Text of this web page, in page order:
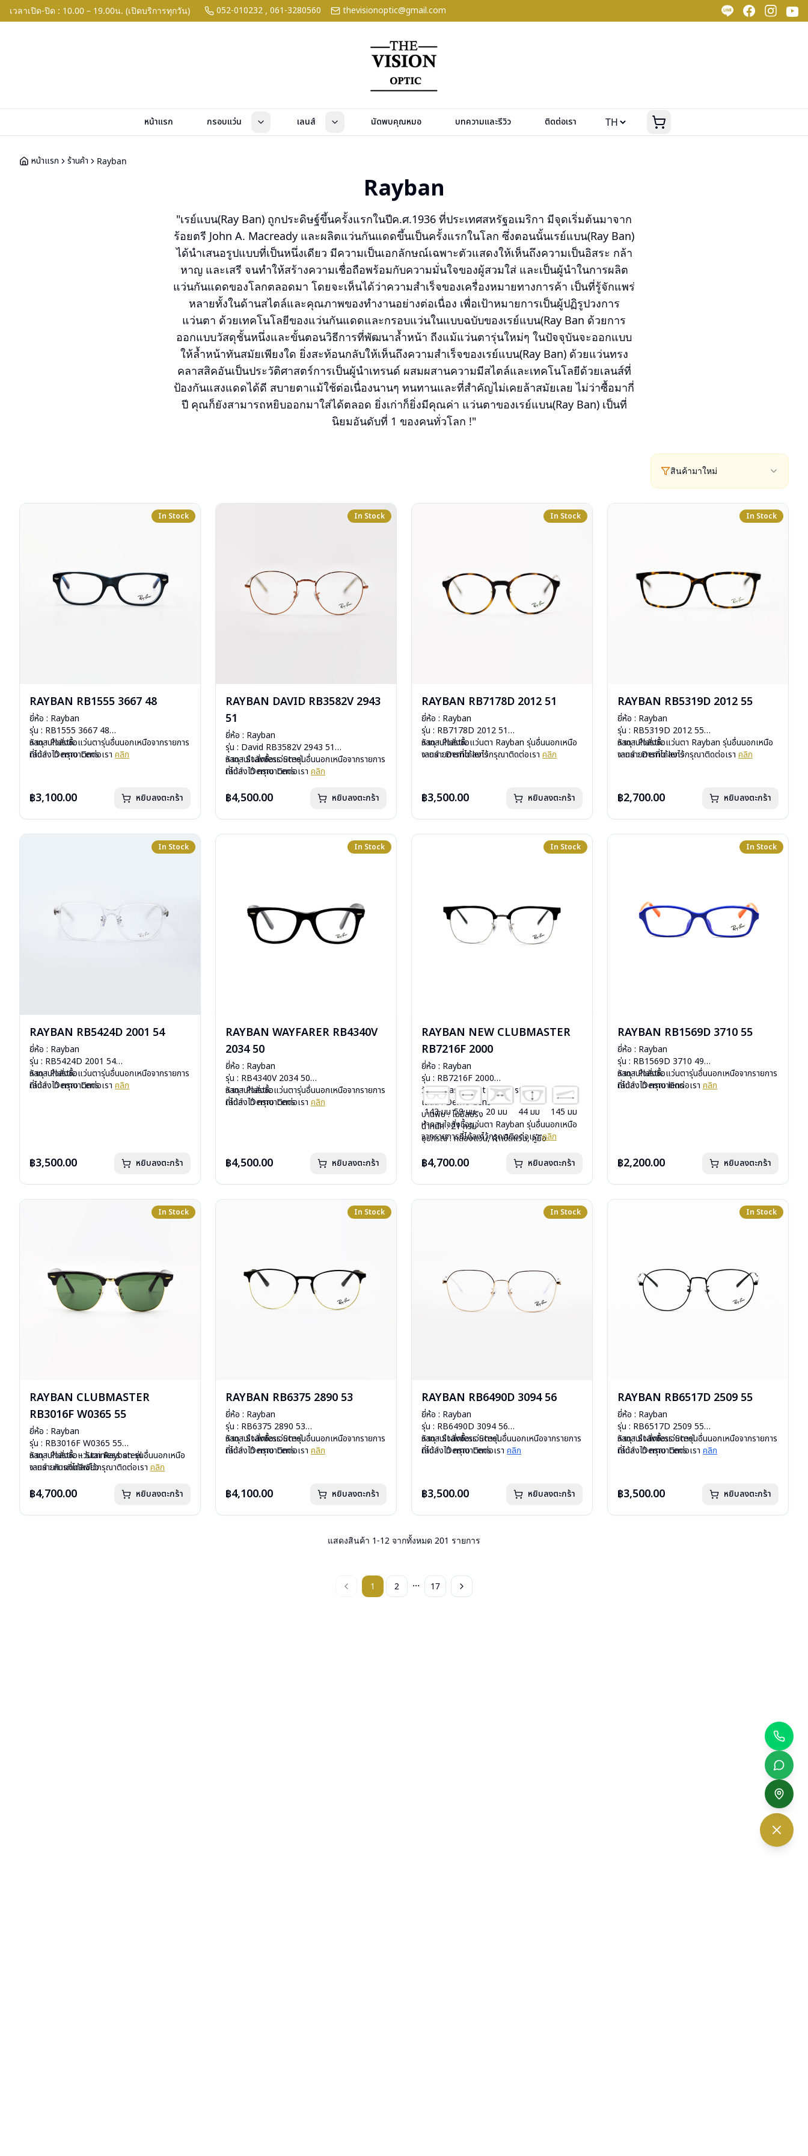
เวลาเปิด-ปิด : 10.00 – 19.00น. (เปิดบริการทุกวัน) 052-010232 , 061-3280560 thevisionoptic@gmail.com
หน้าแรก กรอบแว่น เลนส์ นัดพบคุณหมอ บทความและรีวิว ติดต่อเรา
หน้าแรก ร้านค้า Rayban
Rayban
"เรย์แบน(Ray Ban) ถูกประดิษฐ์ขึ้นครั้งแรกในปีค.ศ.1936 ที่ประเทศสหรัฐอเมริกา มีจุดเริ่มต้นมาจาก
ร้อยตรี John A. Macready และผลิตแว่นกันแดดขึ้นเป็นครั้งแรกในโลก ซึ่งตอนนั้นเรย์แบน(Ray Ban)
ได้นำเสนอรูปแบบที่เป็นหนึ่งเดียว มีความเป็นเอกลักษณ์เฉพาะตัวแสดงให้เห็นถึงความเป็นอิสระ กล้า
หาญ และเสรี จนทำให้สร้างความเชื่อถือพร้อมกับความมั่นใจของผู้สวมใส่ และเป็นผู้นำในการผลิต
แว่นกันแดดของโลกตลอดมา โดยจะเห็นได้ว่าความสำเร็จของเครื่องหมายทางการค้า เป็นที่รู้จักแพร่
หลายทั้งในด้านสไตล์และคุณภาพของทำงานอย่างต่อเนื่อง เพื่อเป้าหมายการเป็นผู้ปฏิรูปวงการ
แว่นตา ด้วยเทคโนโลยีของแว่นกันแดดและกรอบแว่นในแบบฉบับของเรย์แบน(Ray Ban ด้วยการ
ออกแบบวัสดุชั้นหนึ่งและขั้นตอนวิธีการที่พัฒนาล้ำหน้า ถีงแม้แว่นตารุ่นใหม่ๆ ในปัจจุบันจะออกแบบ
ให้ล้ำหน้าทันสมัยเพียงใด ยิ่งสะท้อนกลับให้เห็นถึงความสำเร็จของเรย์แบน(Ray Ban) ด้วยแว่นทรง
คลาสสิคอันเป็นประวัติศาสตร์การเป็นผู้นำเทรนด์ ผสมผสานความมีสไตล์และเทคโนโลยีด้วยเลนส์ที่
ป้องกันแสงแดดได้ดี สบายตาแม้ใช้ต่อเนื่องนานๆ ทนทานและที่สำคัญไม่เคยล้าสมัยเลย ไม่ว่าซื้อมากี่
ปี คุณก็ยังสามารถหยิบออกมาใส่ได้ตลอด ยิ่งเก่าก็ยิ่งมีคุณค่า แว่นตาของเรย์แบน(Ray Ban) เป็นที่
นิยมอันดับที่ 1 ของคนทั่วโลก !"
สินค้ามาใหม่
In Stock
RAYBAN RB1555 3667 48
ยี่ห้อ : Rayban
รุ่น : RB1555 3667 48
วัสดุ : Plastic
เลนส์ : Demo Lens
อุปกรณ์ : กล่องแว่น, ผ้าเช็ดแว่น, คู่มือ
การรับประกัน : 2 ปี (ประกันศูนย์ Luxottica )
หากสนใจสั่งชื้อแว่นตารุ่นอื่นนอกเหนือจากรายการ
ที่ได้ลงไว้ กรุณาติดต่อเรา คลิก
฿3,100.00 หยิบลงตะกร้า
In Stock
RAYBAN DAVID RB3582V 2943
51
ยี่ห้อ : Rayban
รุ่น : David RB3582V 2943 51
วัสดุ : Stainless Steel
เลนส์ : Demo Lens
น้ำหนัก : 18 กรัม
การรับประกัน : 2 ปี (ประกันศูนย์ Luxottica )
หากสนใจสั่งชื้อแว่นตารุ่นอื่นนอกเหนือจากรายการ
ที่ได้ลงไว้ กรุณาติดต่อเรา คลิก
฿4,500.00 หยิบลงตะกร้า
In Stock
RAYBAN RB7178D 2012 51
ยี่ห้อ : Rayban
รุ่น : RB7178D 2012 51
วัสดุ : Plastic
เลนส์ : Demo lens
อุปกรณ์ : กล่องแว่น, ผ้าเช็ดแว่น, คู่มือ
การรับประกัน : 2 ปี (ประกันศูนย์ Luxottica)
หากสนใจสั่งชื้อแว่นตา Rayban รุ่นอื่นนอกเหนือ
จากรายการที่ได้ลงไว้กรุณาติดต่อเรา คลิก
฿3,500.00 หยิบลงตะกร้า
In Stock
RAYBAN RB5319D 2012 55
ยี่ห้อ : Rayban
รุ่น : RB5319D 2012 55
วัสดุ : Plastic
เลนส์ : Demo lens
อุปกรณ์ : กล่องแว่น, ผ้าเช็ดแว่น, คู่มือ
การรับประกัน : 2 ปี (ประกันศูนย์ Luxottica)
หากสนใจสั่งชื้อแว่นตา Rayban รุ่นอื่นนอกเหนือ
จากรายการที่ได้ลงไว้กรุณาติดต่อเรา คลิก
฿2,700.00 หยิบลงตะกร้า
In Stock
RAYBAN RB5424D 2001 54
ยี่ห้อ : Rayban
รุ่น : RB5424D 2001 54
วัสดุ : Plastic
เลนส์ : Demo Lens
หากสนใจสั่งชื้อแว่นตารุ่นอื่นนอกเหนือจากรายการ
ที่ได้ลงไว้ กรุณาติดต่อเรา คลิก
฿3,500.00 หยิบลงตะกร้า
In Stock
RAYBAN WAYFARER RB4340V
2034 50
ยี่ห้อ : Rayban
รุ่น : RB4340V 2034 50
วัสดุ : Plastic
เลนส์ : Demo Lens
หากสนใจสั่งชื้อแว่นตารุ่นอื่นนอกเหนือจากรายการ
ที่ได้ลงไว้ กรุณาติดต่อเรา คลิก
฿4,500.00 หยิบลงตะกร้า
In Stock
RAYBAN NEW CLUBMASTER
RB7216F 2000
ยี่ห้อ : Rayban
รุ่น : RB7216F 2000
วัสดุ : Plastic – Stainless steel
เลนส์ : Demo Lens
บานพับ : ไม่มีสปริง
น้ำหนัก : 21 กรัม
อุปกรณ์ : กล่องแว่น, ผ้าเช็ดแว่น, คู่มือ
143 มม 53 มม 20 มม 44 มม
145 มม
หากสนใจสั่งชื้อแว่นตา Rayban รุ่นอื่นนอกเหนือ
จากรายการที่ได้ลงไว้กรุณาติดต่อเราคลิก
฿4,700.00 หยิบลงตะกร้า
In Stock
RAYBAN RB1569D 3710 55
ยี่ห้อ : Rayban
รุ่น : RB1569D 3710 49
วัสดุ : Plastic
เลนส์ : Demo lens
หากสนใจสั่งชื้อแว่นตารุ่นอื่นนอกเหนือจากรายการ
ที่ได้ลงไว้ กรุณาติดต่อเรา คลิก
฿2,200.00 หยิบลงตะกร้า
In Stock
RAYBAN CLUBMASTER
RB3016F W0365 55
ยี่ห้อ : Rayban
รุ่น : RB3016F W0365 55
วัสดุ : Plastic – Stainless steel
เลนส์ : กันแดดสีเขียว
น้ำหนัก : 42 กรัม
การรับประกัน : 2 ปี (ประกันศูนย์ Luxottica)
หากสนใจสั่งชื้อแว่นตา Rayban รุ่นอื่นนอกเหนือ
จากรายการที่ได้ลงไว้กรุณาติดต่อเรา คลิก
฿4,700.00 หยิบลงตะกร้า
In Stock
RAYBAN RB6375 2890 53
ยี่ห้อ : Rayban
รุ่น : RB6375 2890 53
วัสดุ : Stainless Steel
เลนส์ : Demo Lens
อุปกรณ์ : กล่องแว่น, ผ้าเช็ดแว่น, คู่มือ
การรับประกัน : 2 ปี (ประกันศูนย์ Luxottica )
หากสนใจสั่งชื้อแว่นตารุ่นอื่นนอกเหนือจากรายการ
ที่ได้ลงไว้ กรุณาติดต่อเรา คลิก
฿4,100.00 หยิบลงตะกร้า
In Stock
RAYBAN RB6490D 3094 56
ยี่ห้อ : Rayban
รุ่น : RB6490D 3094 56
วัสดุ : Stainless Steel
เลนส์ : Demo Lens
อุปกรณ์ : กล่องแว่น, ผ้าเช็ดแว่น, คู่มือ
การรับประกัน : 2 ปี (ประกันศูนย์ Luxottica )
หากสนใจสั่งชื้อแว่นตารุ่นอื่นนอกเหนือจากรายการ
ที่ได้ลงไว้ กรุณาติดต่อเรา คลิก
฿3,500.00 หยิบลงตะกร้า
In Stock
RAYBAN RB6517D 2509 55
ยี่ห้อ : Rayban
รุ่น : RB6517D 2509 55
วัสดุ : Stainless Steel
เลนส์ : Demo Lens
อุปกรณ์ : กล่องแว่น, ผ้าเช็ดแว่น, คู่มือ
การรับประกัน : 2 ปี (ประกันศูนย์ Luxottica )
หากสนใจสั่งชื้อแว่นตารุ่นอื่นนอกเหนือจากรายการ
ที่ได้ลงไว้ กรุณาติดต่อเรา คลิก
฿3,500.00 หยิบลงตะกร้า
แสดงสินค้า 1-12 จากทั้งหมด 201 รายการ
1 2 ... 17